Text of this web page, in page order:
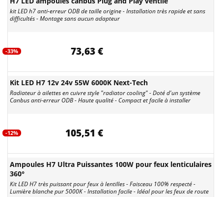
kit LED h7 anti-erreur ODB de taille origine - Installation très rapide et sans
difficultés - Montage sans aucun adapteur
-33% 73,63 €
Kit LED H7 12v 24v 55W 6000K Next-Tech
Radiateur à ailettes en cuivre style "radiator cooling" - Doté d'un système
Canbus anti-erreur ODB - Haute qualité - Compact et facile à installer
-12% 105,51 €
Ampoules H7 Ultra Puissantes 100W pour feux lenticulaires
360°
Kit LED H7 très puissant pour feux à lentilles - Faisceau 100% respecté -
Lumière blanche pur 5000K - Installation facile - Idéal pour les feux de route